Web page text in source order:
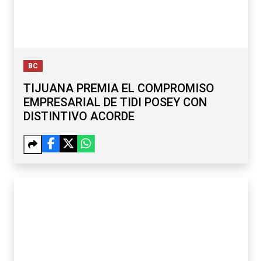
BC
TIJUANA PREMIA EL COMPROMISO
EMPRESARIAL DE TIDI POSEY CON
DISTINTIVO ACORDE